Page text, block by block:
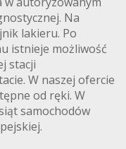
Na
lakieru. Po
istnieje możliwość
stacji
W naszej ofercie
od ręki. W
samochodów